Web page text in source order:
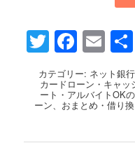
Twitter
カテゴリー: ネット銀
カードローン・キャッ
ート・アルバイトOK
ーン、 おまとめ・借り換